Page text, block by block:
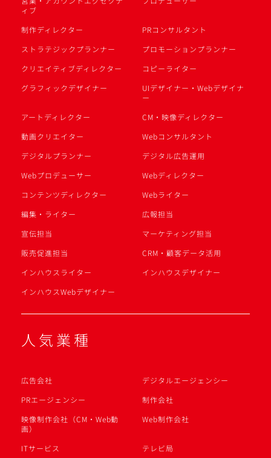
ィブ
制作ディレクター
PRコンサルタント
ストラテジックプランナー
プロモーションプランナー
クリエイティブディレクター
コピーライター
グラフィックデザイナー
UIデザイナー・Webデザイナ
ー
アートディレクター
CM・映像ディレクター
動画クリエイター
Webコンサルタント
デジタルプランナー
デジタル広告運用
Webプロデューサー
Webディレクター
コンテンツディレクター
Webライター
編集・ライター
広報担当
宣伝担当
マーケティング担当
販売促進担当
CRM・顧客データ活用
インハウスライター
インハウスデザイナー
インハウスWebデザイナー
人気業種
広告会社
デジタルエージェンシー
PRエージェンシー
制作会社
映像制作会社（CM・Web動
画）
Web制作会社
ITサービス
テレビ局